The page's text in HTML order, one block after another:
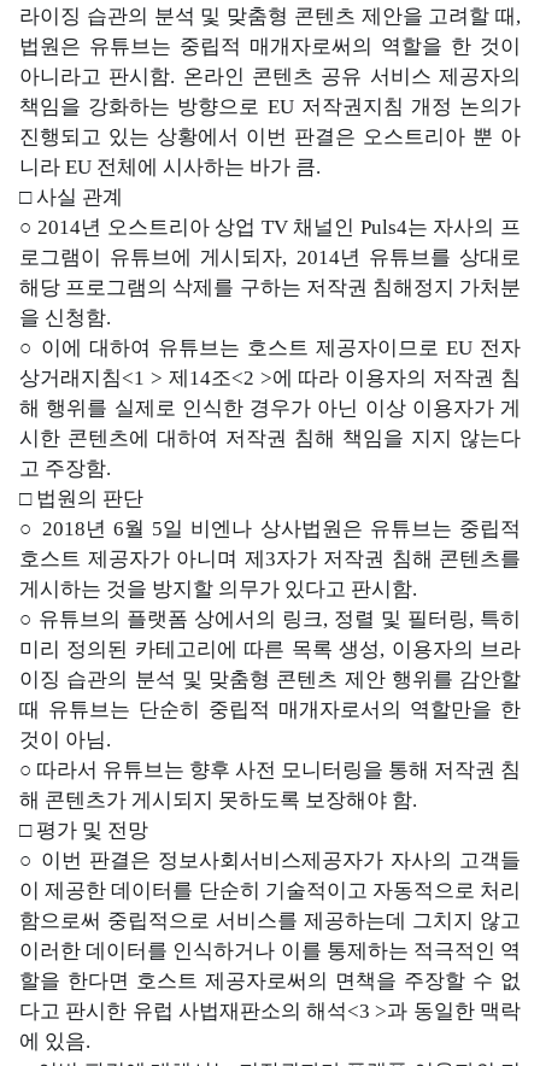
라이징 습관의 분석 및 맞춤형 콘텐츠 제안을 고려할 때,
법원은 유튜브는 중립적 매개자로써의 역할을 한 것이
아니라고 판시함. 온라인 콘텐츠 공유 서비스 제공자의
책임을 강화하는 방향으로 EU 저작권지침 개정 논의가
진행되고 있는 상황에서 이번 판결은 오스트리아 뿐 아
니라 EU 전체에 시사하는 바가 큼.
□ 사실 관계
○ 2014년 오스트리아 상업 TV 채널인 Puls4는 자사의 프
로그램이 유튜브에 게시되자, 2014년 유튜브를 상대로
해당 프로그램의 삭제를 구하는 저작권 침해정지 가처분
을 신청함.
○ 이에 대하여 유튜브는 호스트 제공자이므로 EU 전자
상거래지침<1 > 제14조<2 >에 따라 이용자의 저작권 침
해 행위를 실제로 인식한 경우가 아닌 이상 이용자가 게
시한 콘텐츠에 대하여 저작권 침해 책임을 지지 않는다
고 주장함.
□ 법원의 판단
○ 2018년 6월 5일 비엔나 상사법원은 유튜브는 중립적
호스트 제공자가 아니며 제3자가 저작권 침해 콘텐츠를
게시하는 것을 방지할 의무가 있다고 판시함.
○ 유튜브의 플랫폼 상에서의 링크, 정렬 및 필터링, 특히
미리 정의된 카테고리에 따른 목록 생성, 이용자의 브라
이징 습관의 분석 및 맞춤형 콘텐츠 제안 행위를 감안할
때 유튜브는 단순히 중립적 매개자로서의 역할만을 한
것이 아님.
○ 따라서 유튜브는 향후 사전 모니터링을 통해 저작권 침
해 콘텐츠가 게시되지 못하도록 보장해야 함.
□ 평가 및 전망
○ 이번 판결은 정보사회서비스제공자가 자사의 고객들
이 제공한 데이터를 단순히 기술적이고 자동적으로 처리
함으로써 중립적으로 서비스를 제공하는데 그치지 않고
이러한 데이터를 인식하거나 이를 통제하는 적극적인 역
할을 한다면 호스트 제공자로써의 면책을 주장할 수 없
다고 판시한 유럽 사법재판소의 해석<3 >과 동일한 맥락
에 있음.